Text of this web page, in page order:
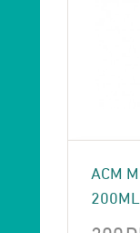
ACM
200ML